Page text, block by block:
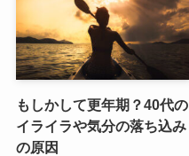
もしかして更年期？40代の
イライラや気分の落ち込み
の原因